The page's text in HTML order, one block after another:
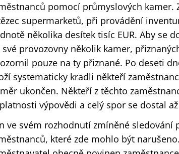
pomocí průmyslových kamer.
supermarketů, při provádění
několika desítek tisíc EUR. Aby se
provozovny několik kamer,
pouze na ty přiznané. Po deseti
systematicky kradli někteří
ukončen. Někteří z těchto
výpovědi a celý spor se dostal až
ve svém rozhodnutí zmíněné
které zde mohlo být